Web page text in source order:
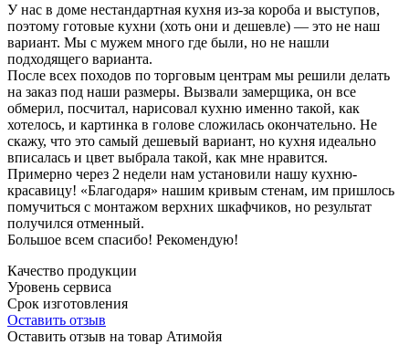
У нас в доме нестандартная кухня из-за короба и выступов,
поэтому готовые кухни (хоть они и дешевле) — это не наш
вариант. Мы с мужем много где были, но не нашли
подходящего варианта.
После всех походов по торговым центрам мы решили делать
на заказ под наши размеры. Вызвали замерщика, он все
обмерил, посчитал, нарисовал кухню именно такой, как
хотелось, и картинка в голове сложилась окончательно. Не
скажу, что это самый дешевый вариант, но кухня идеально
вписалась и цвет выбрала такой, как мне нравится.
Примерно через 2 недели нам установили нашу кухню-
красавицу! «Благодаря» нашим кривым стенам, им пришлось
помучиться с монтажом верхних шкафчиков, но результат
получился отменный.
Большое всем спасибо! Рекомендую!
Качество продукции
Уровень сервиса
Срок изготовления
Оставить отзыв
Оставить отзыв на товар Атимойя